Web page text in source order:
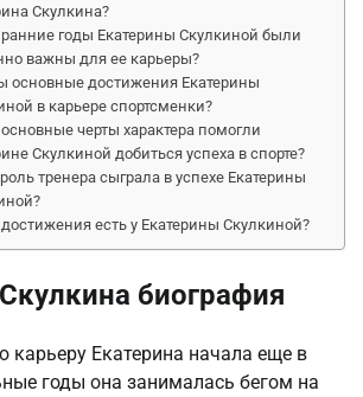
Скулкина?
годы Екатерины Скулкиной были
важны для ее карьеры?
основные достижения Екатерины
в карьере спортсменки?
черты характера помогли
Скулкиной добиться успеха в спорте?
тренера сыграла в успехе Екатерины
есть у Екатерины Скулкиной?
биография
карьеру Екатерина начала еще в
годы она занималась бегом на